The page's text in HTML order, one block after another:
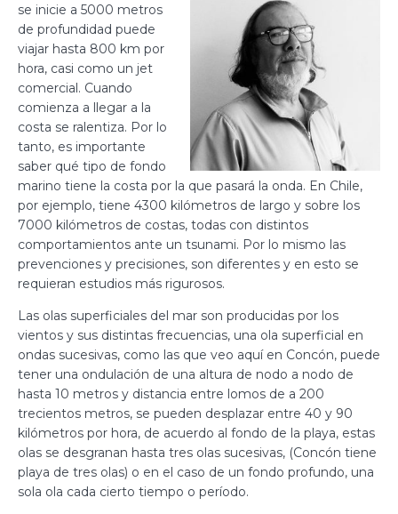
se inicie a 5000 metros
de profundidad puede
viajar hasta 800 km por
hora, casi como un jet
comercial. Cuando
comienza a llegar a la
costa se ralentiza. Por lo
tanto, es importante
saber qué tipo de fondo
marino tiene la costa por la que pasará la onda. En Chile,
por ejemplo, tiene 4300 kilómetros de largo y sobre los
7000 kilómetros de costas, todas con distintos
comportamientos ante un tsunami. Por lo mismo las
prevenciones y precisiones, son diferentes y en esto se
requieran estudios más rigurosos.
Las olas superficiales del mar son producidas por los
vientos y sus distintas frecuencias, una ola superficial en
ondas sucesivas, como las que veo aquí en Concón, puede
tener una ondulación de una altura de nodo a nodo de
hasta 10 metros y distancia entre lomos de a 200
trecientos metros, se pueden desplazar entre 40 y 90
kilómetros por hora, de acuerdo al fondo de la playa, estas
olas se desgranan hasta tres olas sucesivas, (Concón tiene
playa de tres olas) o en el caso de un fondo profundo, una
sola ola cada cierto tiempo o período.